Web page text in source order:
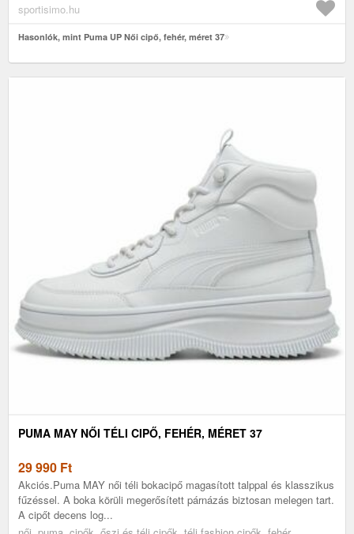
sportisimo.hu
Hasonlók, mint Puma UP Női cipő, fehér, méret 37
PUMA MAY NŐI TÉLI CIPŐ, FEHÉR, MÉRET 37
29 990 Ft
Akciós.Puma MAY női téli bokacipő magasított talppal és klasszikus
fűzéssel. A boka körüli megerősített párnázás biztosan melegen tart.
A cipőt decens log...